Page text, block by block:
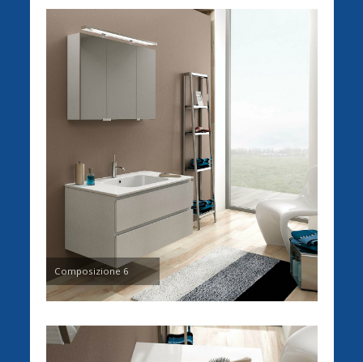
Composizione 6